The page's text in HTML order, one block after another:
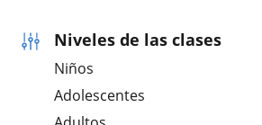
Niveles de las clases
Niños
Adolescentes